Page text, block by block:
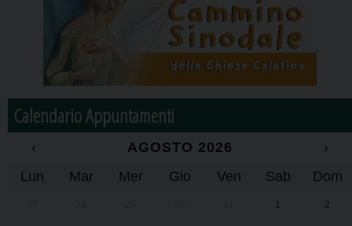
Calendario Appuntamenti
‹ AGOSTO 2026
›
Lun
Mar Mer Gio Ven Sab Dom
1 2